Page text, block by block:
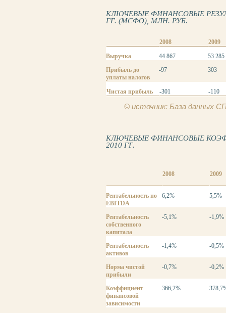
КЛЮЧЕВЫЕ ФИНАНСОВЫЕ
ГГ. (МСФО), МЛН. РУБ.
2008
2009
Выручка
44 867
53 285
Прибыль до
уплаты налогов
-97 303
Чистая прибыль -301 -110
© источник: База данных
КЛЮЧЕВЫЕ ФИНАНСОВЫЕ
2010 ГГ.
2008 2009
Рентабельность по
EBITDA
6,2% 5,5%
Рентабельность
собственного
капитала
-5,1% -1,9%
Рентабельность
активов
-1,4% -0,5%
Норма чистой
прибыли
-0,7% -0,2%
Коэффициент
финансовой
зависимости
366,2%